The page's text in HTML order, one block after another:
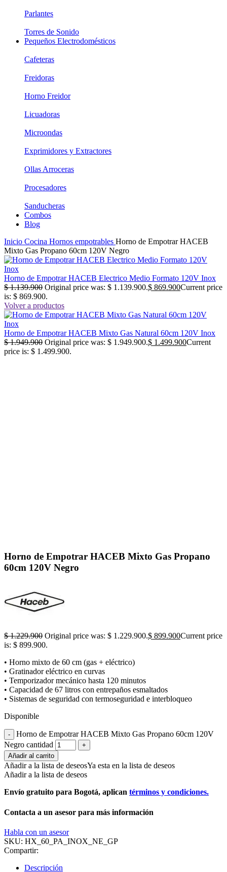
Parlantes
Torres de Sonido
Pequeños Electrodomésticos
Cafeteras
Freidoras
Horno Freidor
Licuadoras
Microondas
Exprimidores y Extractores
Ollas Arroceras
Procesadores
Sanducheras
Combos
Blog
Inicio Cocina Hornos empotrables Horno de Empotrar HACEB
Mixto Gas Propano 60cm 120V Negro
Horno de Empotrar HACEB Electrico Medio Formato 120V Inox
$1.139.900 Original price was: $ 1.139.900.$ 869.900Current price
is: $ 869.900.
Volver a productos
Horno de Empotrar HACEB Mixto Gas Natural 60cm 120V Inox
$1.949.900 Original price was: $ 1.949.900.$ 1.499.900Current
price is: $ 1.499.900.
Horno de Empotrar HACEB Mixto Gas Propano
60cm 120V Negro
$1.229.900 Original price was: $ 1.229.900.$ 899.900Current price
is: $ 899.900.
• Horno mixto de 60 cm (gas + eléctrico)
• Gratinador eléctrico en curvas
• Temporizador mecánico hasta 120 minutos
• Capacidad de 67 litros con entrepaños esmaltados
• Sistemas de seguridad con termoseguridad e interbloqueo
Disponible
Horno de Empotrar HACEB Mixto Gas Propano 60cm 120V
Negro cantidad
Añadir al carrito
Añadir a la lista de deseosYa esta en la lista de deseos
Añadir a la lista de deseos
Envío gratuito para Bogotá, aplican términos y condiciones.
Contacta a un asesor para más información
Habla con un asesor
SKU: HX_60_PA_INOX_NE_GP
Compartir:
Descripción